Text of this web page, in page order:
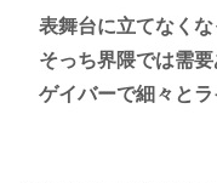
表舞台に立てなくな
そっち界隈では需
ゲイバーで細々と